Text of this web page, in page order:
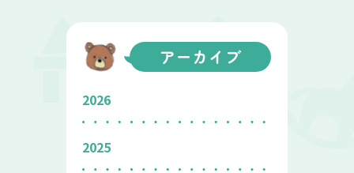
アーカイブ
2026
2025